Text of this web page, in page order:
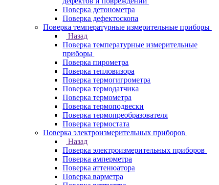
Поверка детонометра
Поверка дефектоскопа
Поверка температурные измерительные приборы
Назад
Поверка температурные измерительные
приборы
Поверка пирометра
Поверка тепловизора
Поверка термогигрометра
Поверка термодатчика
Поверка термометра
Поверка термоподвески
Поверка термопреобразователя
Поверка термостата
Поверка электроизмерительных приборов
Назад
Поверка электроизмерительных приборов
Поверка амперметра
Поверка аттенюатора
Поверка варметра